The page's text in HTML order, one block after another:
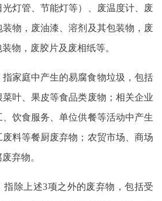
灯管、节能灯等）、废温度计、废
物，废油漆、溶剂及其包装物，废
物，废胶片及废相纸等。
指家庭中产生的易腐食物垃圾，包括
叶、果皮等食品类废物；相关企业
饮食服务、单位供餐等活动中产生
料等餐厨废弃物；农贸市场、商场
弃物。
指除上述3项之外的废弃物，包括受